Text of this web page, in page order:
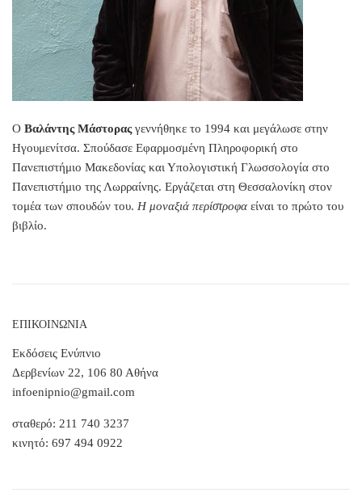
Ο Βαλάντης Μάστοραςγεννήθηκε το 1994 και μεγάλωσε στην
Ηγουμενίτσα. Σπούδασε Εφαρμοσμένη Πληροφορική στο
Πανεπιστήμιο Μακεδονίας και Υπολογιστική Γλωσσολογία στο
Πανεπιστήμιο της Λωρραίνης. Εργάζεται στη Θεσσαλονίκη στον
τομέα των σπουδών του. Η μοναξιά περίστροφα είναι το πρώτο του
βιβλίο.
ΕΠΙΚΟΙΝΩΝΙΑ
Εκδόσεις Ενύπνιο
Δερβενίων 22, 106 80 Αθήνα
infoenipnio@gmail.com
σταθερό: 211 740 3237
κινητό: 697 494 0922